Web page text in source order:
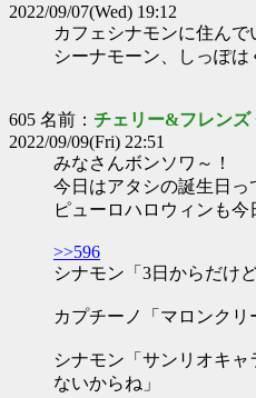
2022/09/07(Wed) 19:12
カフェシナモンに住んで
シーナモーン、しっぽは
605 名前： チェリー&フレン
2022/09/09(Fri) 22:51
みなさんボンソワ～！
今日はアタシの誕生日っ
ピューロハロウィンも今
>>596
シナモン「3日からだけ
カプチーノ「マロンクリ
シナモン「サンリオキ
ないからね」